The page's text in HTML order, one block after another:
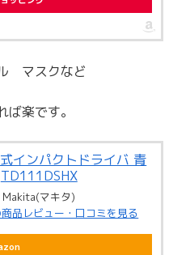
マスクなど
楽です。
インパクトドライバ 青
TD111DSHX
Makita(マキタ)
品レビュー・口コミを見る